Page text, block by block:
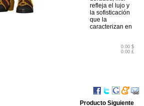
refleja el lujo y
la sofisticación
que la
caracterizan en
0.00 $
0.00 £
Producto Siguiente